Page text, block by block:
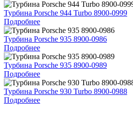
Турбина Porsche 944 Turbo 8900-0999
Подробнее
Турбина Porsche 935 8900-0986
Подробнее
Турбина Porsche 935 8900-0989
Подробнее
Турбина Porsche 930 Turbo 8900-0988
Подробнее